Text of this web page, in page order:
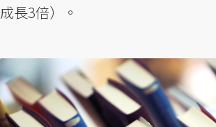
成長3倍）。